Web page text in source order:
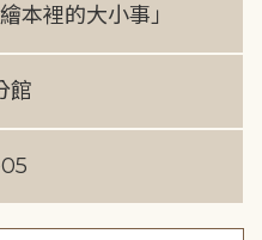
本裡的大小事」
館